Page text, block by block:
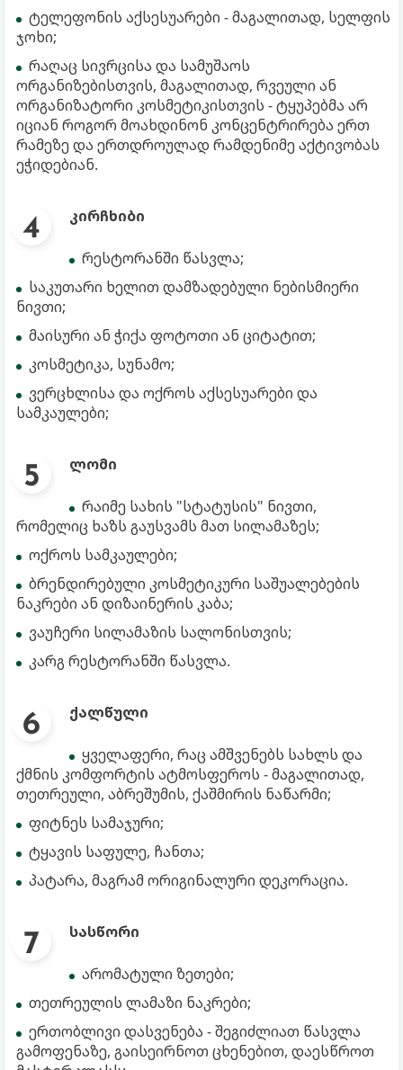
ტელეფონის აქსესუარები - მაგალითად, სელფის
ჯოხი;
რაღაც სივრცისა და სამუშაოს
ორგანიზებისთვის, მაგალითად, რვეული ან
ორგანიზატორი კოსმეტიკისთვის - ტყუპებმა არ
იციან როგორ მოახდინონ კონცენტრირება ერთ
რამეზე და ერთდროულად რამდენიმე აქტივობას
ეჭიდებიან.
კირჩხიბი
რესტორანში წასვლა;
საკუთარი ხელით დამზადებული ნებისმიერი
ნივთი;
მაისური ან ჭიქა ფოტოთი ან ციტატით;
კოსმეტიკა, სუნამო;
ვერცხლისა და ოქროს აქსესუარები და
სამკაულები;
ლომი
რაიმე სახის "სტატუსის" ნივთი,
რომელიც ხაზს გაუსვამს მათ სილამაზეს;
ოქროს სამკაულები;
ბრენდირებული კოსმეტიკური საშუალებების
ნაკრები ან დიზაინერის კაბა;
ვაუჩერი სილამაზის სალონისთვის;
კარგ რესტორანში წასვლა.
ქალწული
ყველაფერი, რაც ამშვენებს სახლს და
ქმნის კომფორტის ატმოსფეროს - მაგალითად,
თეთრეული, აბრეშუმის, ქაშმირის ნაწარმი;
ფიტნეს სამაჯური;
ტყავის საფულე, ჩანთა;
პატარა, მაგრამ ორიგინალური დეკორაცია.
სასწორი
არომატული ზეთები;
თეთრეულის ლამაზი ნაკრები;
ერთობლივი დასვენება - შეგიძლიათ წასვლა
გამოფენაზე, გაისეირნოთ ცხენებით, დაესწროთ